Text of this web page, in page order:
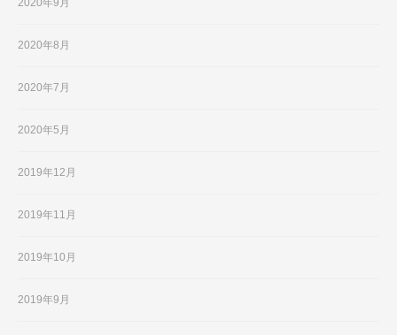
2020年9月
2020年8月
2020年7月
2020年5月
2019年12月
2019年11月
2019年10月
2019年9月